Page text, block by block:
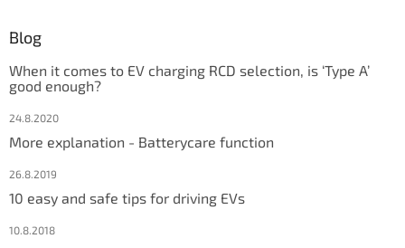
Blog
When it comes to EV charging RCD selection, is ‘Type A’
good enough?
24.8.2020
More explanation - Batterycare function
26.8.2019
10 easy and safe tips for driving EVs
10.8.2018